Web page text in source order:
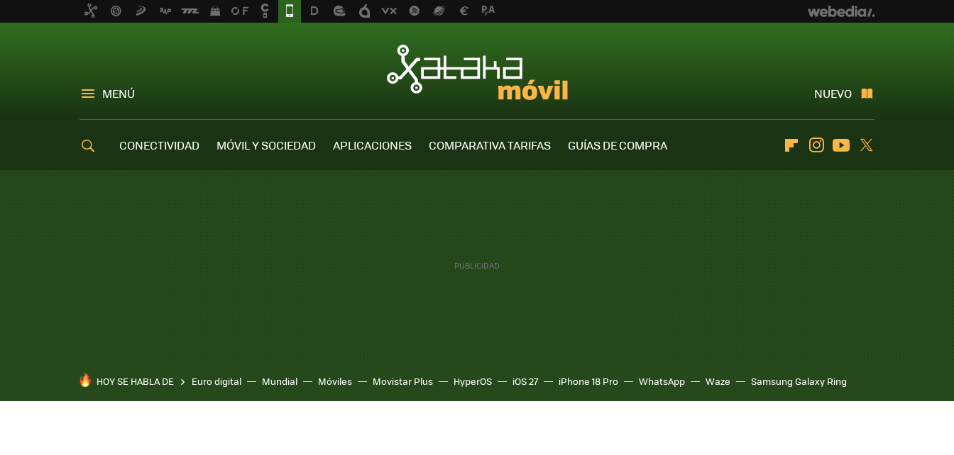
MENÚ NUEVO
CONECTIVIDAD MÓVIL Y SOCIEDAD APLICACIONES COMPARATIVA TARIFAS
GUÍAS DE COMPRA
FlipboardInstagramYoutube
HOY SE HABLA DE Euro digital Mundial Móviles Movistar Plus HyperOS iOS 27 iPhone 18 Pro WhatsApp Waze Samsung Galaxy Ring